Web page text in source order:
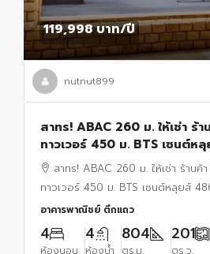
119,998 บาท/ปี
nutnut899
สาทร! ABAC 260 ม. ให้เช่า ร้า
ทาวเวอร์ 450 ม. BTS เซนต์ห
ตร.ว. 804 ตร.ม
สาทร! ABAC 260 ม. ให้เช่า ร้านค้
ทาวเวอร์ 450 ม. BTS เซนต์หลุยส์
อาคารพาณิชย์ ตึกแถว
4 4 804 201